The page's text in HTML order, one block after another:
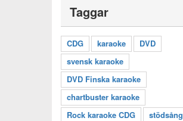
Taggar
CDG karaoke
DVD
svensk karaoke
DVD Finska karaoke
chartbuster karaoke
Rock karaoke CDG
stödsång